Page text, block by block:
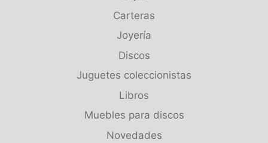
Carteras
Joyería
Discos
Juguetes coleccionistas
Libros
Muebles para discos
Novedades